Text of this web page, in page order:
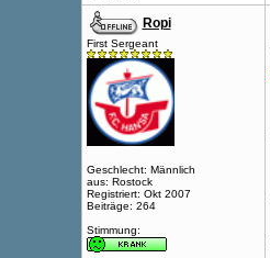
Ropi
First Sergeant
Geschlecht: Männlich
aus: Rostock
Registriert: Okt 2007
Beiträge: 264
Stimmung: